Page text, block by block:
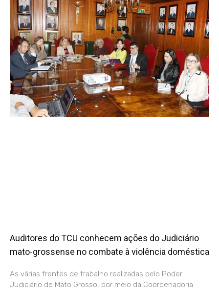
Auditores do TCU conhecem ações do Judiciário
mato-grossense no combate à violência doméstica
As várias frentes de trabalho realizadas pelo Poder
Judiciário de Mato Grosso, por meio da Coordenadoria